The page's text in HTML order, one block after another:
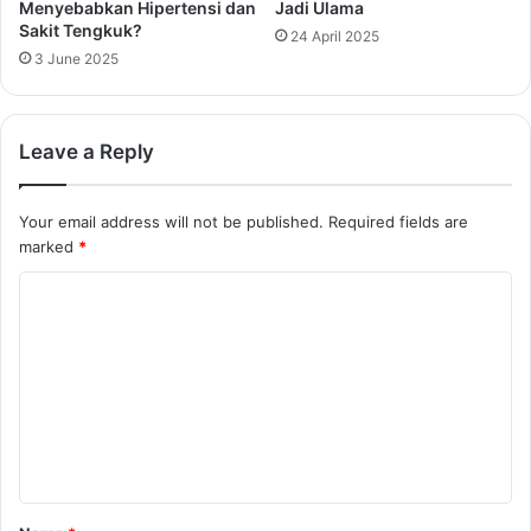
Menyebabkan Hipertensi dan
Sakit Tengkuk?
3 June 2025
Jadi Ulama
24 April 2025
Leave a Reply
Your email address will not be published. Required fields are
marked *
t